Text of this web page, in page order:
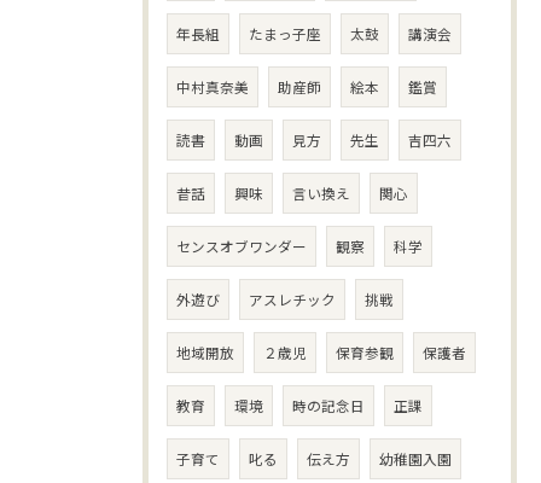
年長組 たまっ子座 太鼓 講演会
中村真奈美 助産師 絵本 鑑賞
読書 動画 見方 先生 吉四六
昔話 興味 言い換え 関心
センスオブワンダー 観察 科学
外遊び アスレチック 挑戦
地域開放 ２歳児 保育参観 保護者
教育 環境 時の記念日 正課
子育て 叱る 伝え方 幼稚園入園